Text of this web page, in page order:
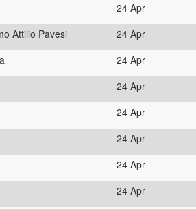
24 Apr
Attilio Pavesi 24 Apr
24 Apr
24 Apr
24 Apr
24 Apr
24 Apr
24 Apr